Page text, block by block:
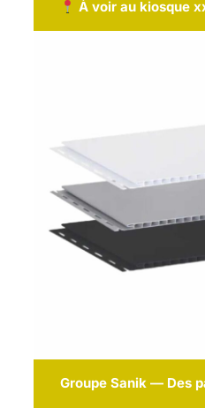
À voir au kiosque
Groupe Sanik — Des